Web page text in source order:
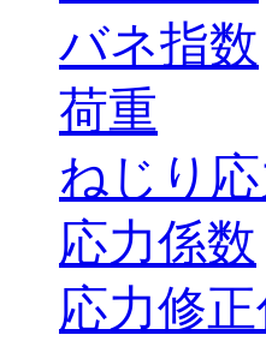
バネ指数
荷重
ねじり応
応力係数
応力修